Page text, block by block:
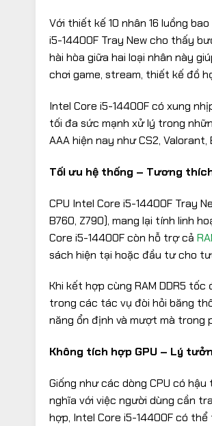
Với thiết kế 10 nhân 16 luồng
i5-14400F Tray New cho thấy
hài hòa giữa hai loại nhân này
chơi game, stream, thiết kế đồ
Intel Core i5-14400F có xung
tối đa sức mạnh xử lý trong
AAA hiện nay như CS2,
Tối ưu hệ thống – Tương
CPU Intel Core i5-14400F Tray
B760, Z790), mang lại tính linh
Core i5-14400F còn hỗ trợ cả
sách hiện tại hoặc đầu tư cho
Khi kết hợp cùng RAM DDR5
trong các tác vụ đòi hỏi băng
năng ổn định và mượt mà trong
Không tích hợp GPU – Lý
Giống như các dòng CPU có
nghĩa với việc người dùng cần
hợp, Intel Core i5-14400F có